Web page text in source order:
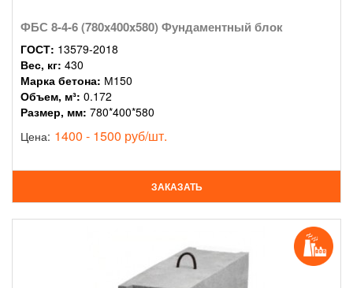
ФБС 8-4-6 (780x400x580) Фундаментный блок
ГОСТ: 13579-2018
Вес, кг: 430
Марка бетона: М150
Объем, м³: 0.172
Размер, мм: 780*400*580
Цена: 1400 - 1500 руб/шт.
ЗАКАЗАТЬ